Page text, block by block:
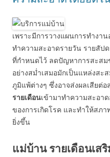
เพราะมีการวางแผนการทำงา
ทำความสะอาดรายวัน รายสัป
ที่กำหนดไว้ ลดปัญหาการสะสม
อย่างสม่ำเสมอมักเป็นแหล่งสะ
ภูมิแพ้ต่างๆ ซึ่งอาจส่งผลเสียต่
รายเดือนเข้ามาทำความสะอา
ของการเกิดโรค และทำให้สภ
ยิ่งขึ้น
แม่บ้าน รายเดือนเส